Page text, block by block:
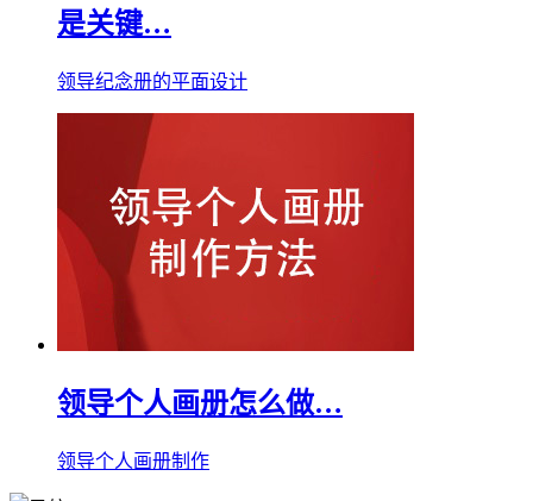
是关键…
领导纪念册的平面设计
领导个人画册怎么做…
领导个人画册制作